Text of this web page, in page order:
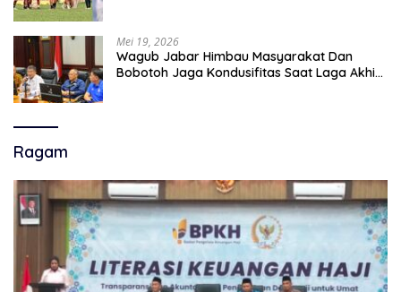
Mei 19, 2026
Wagub Jabar Himbau Masyarakat Dan
Bobotoh Jaga Kondusifitas Saat Laga Akhir
Ragam